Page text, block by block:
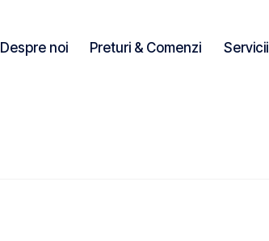
Despre noi Preturi & Comenzi Servicii